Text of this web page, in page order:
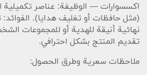
اكسسوارات — الوظيفة: عناصر تكميلية
(مثل حافظات أو تغليف هدايا).
نهائية أنيقة للهدية أو للمجموعات
تقديم المنتج بشكل احترافي.
ملاحظات سعرية وطرق الحصول: